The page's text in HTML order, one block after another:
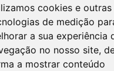
cookies e outras
de medição
a sua experiência
no nosso site,
a mostrar conteúdo
MUNICIPAL DE
44.892.693/0001-40